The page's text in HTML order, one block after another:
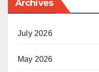
Archives
July 2026
May 2026